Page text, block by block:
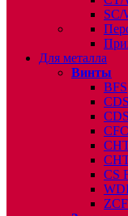
SC/
Для металла
Винты
BFS
CS